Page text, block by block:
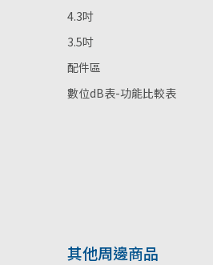
4.3吋
3.5吋
配件區
數位dB表-功能比較表
其他周邊商品